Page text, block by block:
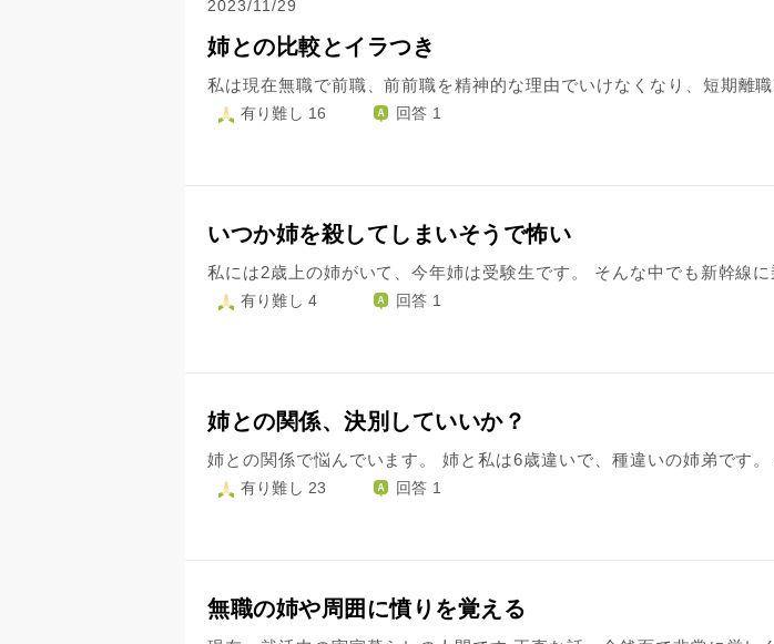
2023/11/29
姉との比較とイラつき
有り難し 16 回答 1
いつか姉を殺してしまいそうで怖い
有り難し 4 回答 1
姉との関係、決別していいか？
有り難し 23 回答 1
無職の姉や周囲に憤りを覚える